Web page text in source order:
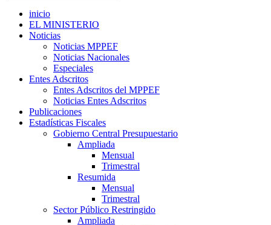
inicio
EL MINISTERIO
Noticias
Noticias MPPEF
Noticias Nacionales
Especiales
Entes Adscritos
Entes Adscritos del MPPEF
Noticias Entes Adscritos
Publicaciones
Estadísticas Fiscales
Gobierno Central Presupuestario
Ampliada
Mensual
Trimestral
Resumida
Mensual
Trimestral
Sector Público Restringido
Ampliada